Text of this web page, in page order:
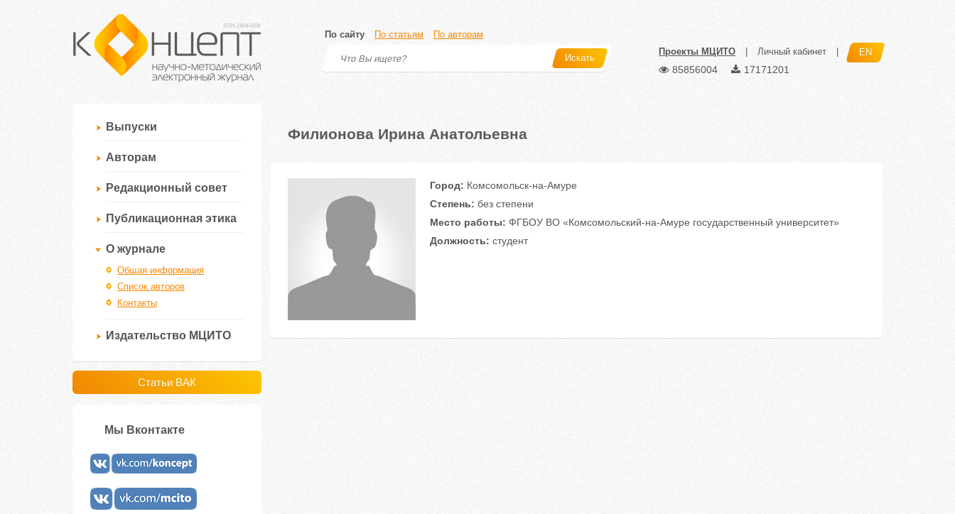
По сайту По статьям По авторам
Искать
Проекты МЦИТО Личный кабинет EN
85856004 17171201
Выпуски
Авторам
Редакционный совет
Публикационная этика
О журнале
Общая информация
Список авторов
Контакты
Издательство МЦИТО
Статьи ВАК
Мы Вконтакте
Филионова Ирина Анатольевна
Город: Комсомольск-на-Амуре
Степень: без степени
Место работы: ФГБОУ ВО «Комсомольский-на-Амуре государственный университет»
Должность: студент